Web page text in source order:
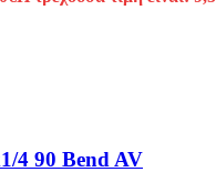
4 90 Bend AV